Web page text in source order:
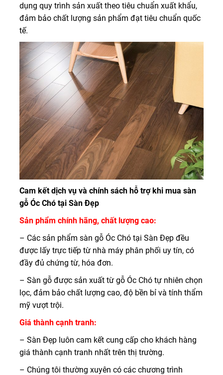
dụng quy trình sản xuất theo tiêu chuẩn xuất khẩu,
đảm bảo chất lượng sản phẩm đạt tiêu chuẩn quốc
tế.
Cam kết dịch vụ và chính sách hỗ trợ khi mua sàn
gỗ Óc Chó tại Sàn Đẹp
Sản phẩm chính hãng, chất lượng cao:
– Các sản phẩm sàn gỗ Óc Chó tại Sàn Đẹp đều
được lấy trực tiếp từ nhà máy phân phối uy tín, có
đầy đủ chứng từ, hóa đơn.
– Sàn gỗ được sản xuất từ gỗ Óc Chó tự nhiên chọn
lọc, đảm bảo chất lượng cao, độ bền bỉ và tính thẩm
mỹ vượt trội.
Giá thành cạnh tranh:
– Sàn Đẹp luôn cam kết cung cấp cho khách hàng
giá thành cạnh tranh nhất trên thị trường.
– Chúng tôi thường xuyên có các chương trình